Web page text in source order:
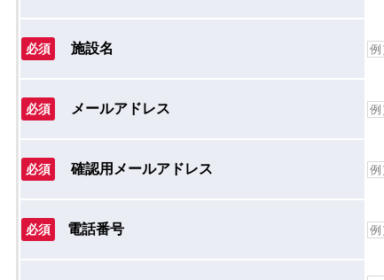
必須 施設名
必須 メールアドレス
必須 確認用メールアドレス
必須 電話番号